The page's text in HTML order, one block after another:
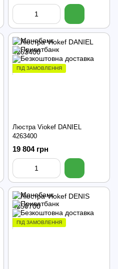
ПІД ЗАМОВЛЕННЯ
Люстра Viokef DANIEL
4263400
19 804 грн
ПІД ЗАМОВЛЕННЯ